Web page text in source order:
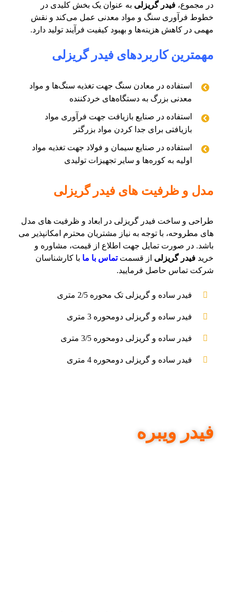
در مجموع،فیدر گریزلی به عنوان یک بخش کلیدی در
خطوط فرآوری سنگ و مواد معدنی عمل می‌کند و نقش
مهمی در کاهش هزینه‌ها و بهبود کیفیت فرآیند تولید دارد.
مهمترین کاربردهای فیدر گریزلی
استفاده در معادن سنگ جهت تغذیه سنگ‌ها و مواد
معدنی بزرگ به دستگاه‌های خردکننده
استفاده در صنایع بازیافت جهت فرآوری مواد
بازیافتی برای جدا کردن مواد بزرگتر
استفاده در صنایع سیمان و فولاد جهت تغذیه مواد
اولیه به کوره‌ها و سایر تجهیزات تولیدی
مدل و ظرفیت های فیدر گریزلی
طراحی و ساخت فیدر گریزلی در ابعاد و ظرفیت های مدل
های مطروحه، با توجه به نیاز مشتریان محترم امکانپذیر می
باشد. در صورت تمایل جهت اطلاع از قیمت، مشاوره و
خریدفیدر گریزلی از قسمتتماس با ما با کارشناسان
شرکت تماس حاصل فرمایید.
فیدر ساده و گریزلی تک محوره 2/5 متری
فیدر ساده و گریزلی دومحوره 3 متری
فیدر ساده و گریزلی دومحوره 3/5 متری
فیدر ساده و گریزلی دومحوره 4 متری
فیدر ویبره